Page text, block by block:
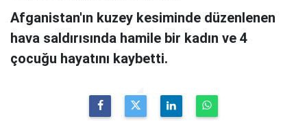
Afganistan'ın kuzey kesiminde düzenlenen
hava saldırısında hamile bir kadın ve 4
çocuğu hayatını kaybetti.